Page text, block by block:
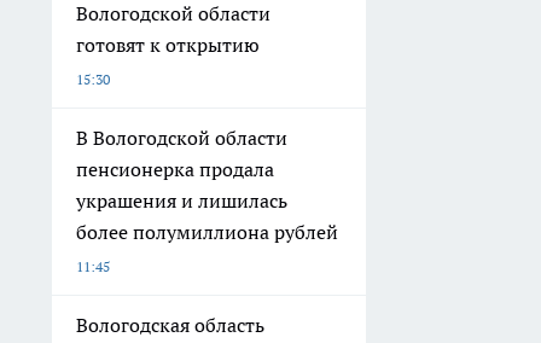
Вологодской области
готовят к открытию
15:30
В Вологодской области
пенсионерка продала
украшения и лишилась
более полумиллиона рублей
11:45
Вологодская область